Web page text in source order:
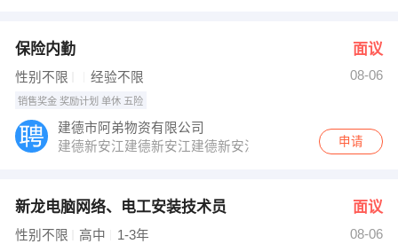
保险内勤 面议
性别不限 经验不限 08-06
销售奖金 奖励计划 单休 五险
建德市阿弟物资有限公司
建德新安江建德新安江建德新安江建德市新安江街道新衢
申请
新龙电脑网络、电工安装技术员 面议
性别不限 高中 1-3年 08-06